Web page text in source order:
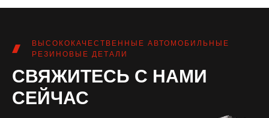
ВЫСОКОКАЧЕСТВЕННЫЕ АВТОМОБИЛЬНЫЕ
РЕЗИНОВЫЕ ДЕТАЛИ
СВЯЖИТЕСЬ С НАМИ
СЕЙЧАС